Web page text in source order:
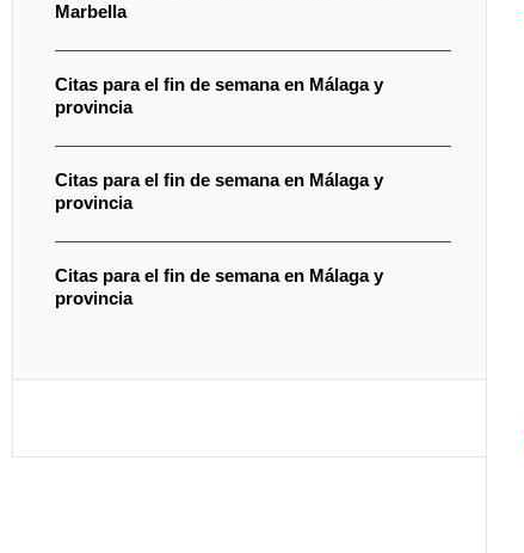
Marbella
Citas para el fin de semana en Málaga y
provincia
Citas para el fin de semana en Málaga y
provincia
Citas para el fin de semana en Málaga y
provincia